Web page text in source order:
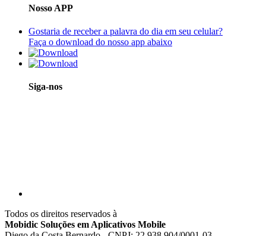
Nosso APP
Gostaria de receber a palavra do dia em seu celular?
Faça o download do nosso app abaixo
Siga-nos
Todos os direitos reservados à
Mobidic Soluções em Aplicativos Mobile